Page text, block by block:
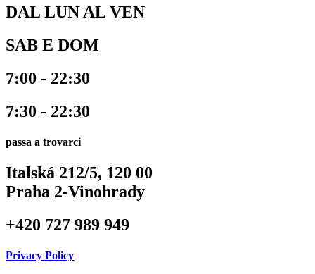
DAL LUN AL VEN
SAB E DOM
7:00 - 22:30
7:30 - 22:30
passa a trovarci
Italská 212/5, 120 00
Praha 2-Vinohrady
+420 727 989 949
Privacy Policy